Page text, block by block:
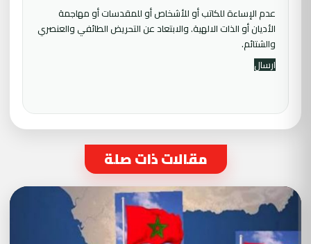
عدم الإساءة للكاتب أو للأشخاص أو للمقدسات أو مهاجمة
الأديان أو الذات الالهية. والابتعاد عن التحريض الطائفي والعنصري
والشتائم.
مقالات ذات صلة